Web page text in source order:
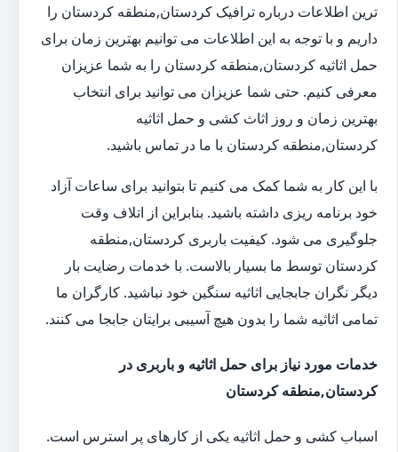
ترین اطلاعات درباره ترافیک کردستان,منطقه کردستان را
داریم و با توجه به این اطلاعات می توانیم بهترین زمان برای
حمل اثاثیه کردستان,منطقه کردستان را به شما عزیزان
معرفی کنیم. حتی شما عزیزان می توانید برای انتخاب
بهترین زمان و روز اثاث کشی و حمل اثاثیه
کردستان,منطقه کردستان با ما در تماس باشید.
با این کار به شما کمک می کنیم تا بتوانید برای ساعات آزاد
خود برنامه ریزی داشته باشید. بنابراین از اتلاف وقت
جلوگیری می شود. کیفیت باربری کردستان,منطقه
کردستان توسط ما بسیار بالاست. با خدمات رضایت بار
دیگر نگران جابجایی اثاثیه سنگین خود نباشید. کارگران ما
تمامی اثاثیه شما را بدون هیچ آسیبی برایتان جابجا می کنند.
خدمات مورد نیاز برای حمل اثاثیه و باربری در
کردستان,منطقه کردستان
اسباب کشی و حمل اثاثیه یکی از کارهای پر استرس است.